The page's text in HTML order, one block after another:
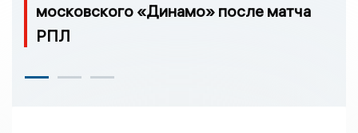
московского «Динамо» после матча
РПЛ